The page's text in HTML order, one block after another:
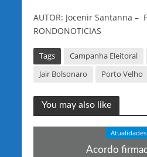
AUTOR: Jocenir Santanna –
RONDONOTICIAS
Tags Campanha Eleitoral
Jair Bolsonaro
Porto Velho
You may also like
Atualidades
Acordo